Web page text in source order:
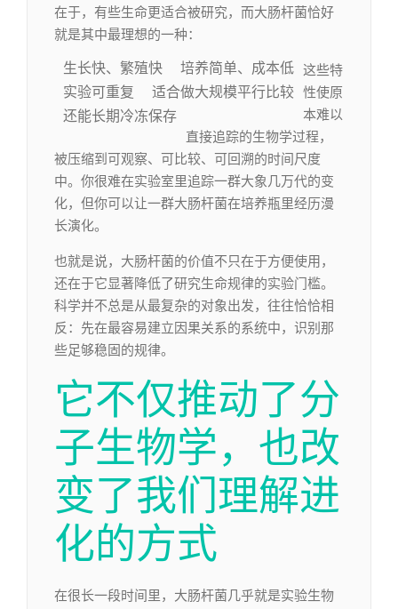
在于，有些生命更适合被研究，而大肠杆菌恰好
就是其中最理想的一种：
生长快、繁殖快
培养简单、成本低
实验可重复
适合做大规模平行比较
还能长期冷冻保存
这些特
性使原
本难以
直接追踪的生物学过程，
被压缩到可观察、可比较、可回溯的时间尺度
中。你很难在实验室里追踪一群大象几万代的变
化，但你可以让一群大肠杆菌在培养瓶里经历漫
长演化。
也就是说，大肠杆菌的价值不只在于方便使用，
还在于它显著降低了研究生命规律的实验门槛。
科学并不总是从最复杂的对象出发，往往恰恰相
反：先在最容易建立因果关系的系统中，识别那
些足够稳固的规律。
它不仅推动了分
子生物学，也改
变了我们理解进
化的方式
在很长一段时间里，大肠杆菌几乎就是实验生物